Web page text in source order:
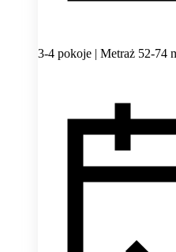
3-4 pokoje | Metraż 52-74